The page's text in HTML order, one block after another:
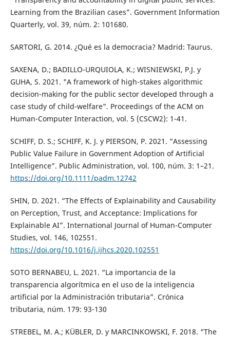
Learning from the Brazilian cases”. Government Information
Quarterly, vol. 39, núm. 2: 101680.
SARTORI, G. 2014. ¿Qué es la democracia? Madrid: Taurus.
SAXENA, D.; BADILLO-URQUIOLA, K.; WISNIEWSKI, P.J. y
GUHA, S. 2021. "A framework of high-stakes algorithmic
decision-making for the public sector developed through a
case study of child-welfare". Proceedings of the ACM on
Human-Computer Interaction, vol. 5 (CSCW2): 1-41.
SCHIFF, D. S.; SCHIFF, K. J. y PIERSON, P. 2021. “Assessing
Public Value Failure in Government Adoption of Artificial
Intelligence”. Public Administration, vol. 100, núm. 3: 1–21.
https://doi.org/10.1111/padm.12742
SHIN, D. 2021. “The Effects of Explainability and Causability
on Perception, Trust, and Acceptance: Implications for
Explainable AI”. International Journal of Human-Computer
Studies, vol. 146, 102551.
https://doi.org/10.1016/j.ijhcs.2020.102551
SOTO BERNABEU, L. 2021. “La importancia de la
transparencia algorítmica en el uso de la inteligencia
artificial por la Administración tributaria”. Crónica
tributaria, núm. 179: 93-130
STREBEL, M. A.; KÜBLER, D. y MARCINKOWSKI, F. 2018. “The